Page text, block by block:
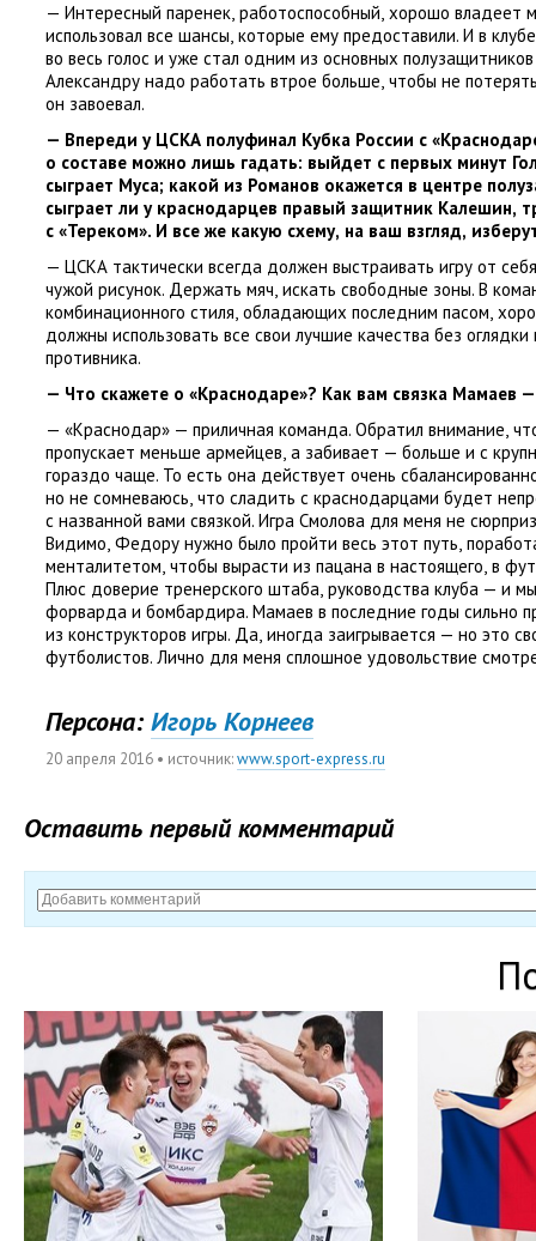
— Интересный паренек, работоспособный, хорошо владеет
использовал все шансы, которые ему предоставили. И в клубе
во весь голос и уже стал одним из основных
Александру надо работать втрое больше, чтобы не
он завоевал.
— Впереди у ЦСКА полуфинал Кубка России с
о составе можно лишь гадать: выйдет с первых минут
сыграет Муса; какой из Романов окажется в центре
сыграет ли у краснодарцев правый защитник Калешин,
с «Тереком». И все же какую схему, на ваш взгляд,
— ЦСКА тактически всегда должен выстраивать игру от себя
чужой рисунок. Держать мяч, искать свободные зоны. В
комбинационного стиля, обладающих последним пасом,
должны использовать все свои лучшие качества без
противника.
— Что скажете о «Краснодаре»? Как вам связка Мамаев
— «Краснодар» — приличная команда. Обратил внимание,
пропускает меньше армейцев, а забивает — больше и с
гораздо чаще. То есть она действует очень
но не сомневаюсь, что сладить с краснодарцами будет
с названной вами связкой. Игра Смолова для меня не сюрприз
Видимо, Федору нужно было пройти весь этот путь,
менталитетом, чтобы вырасти из пацана в настоящего, в
Плюс доверие тренерского штаба, руководства клуба — и
форварда и бомбардира. Мамаев в последние годы сильно
из конструкторов игры. Да, иногда заигрывается — но это
футболистов. Лично для меня сплошное удовольствие
Персона: Игорь Корнеев
20 апреля 2016 • источник:www.sport-express.ru
Оставить первый комментарий